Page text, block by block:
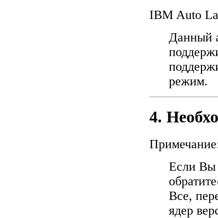
IBM Auto
Данный
режим.
4.
Если Вы
Все,
ядер